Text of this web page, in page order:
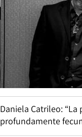
Daniela Catrileo: “La
profundamente